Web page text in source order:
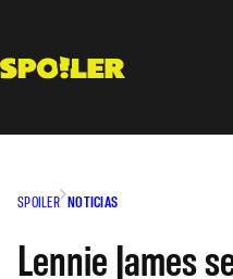
contenido
SPOILER NOTICIAS
Lennie James